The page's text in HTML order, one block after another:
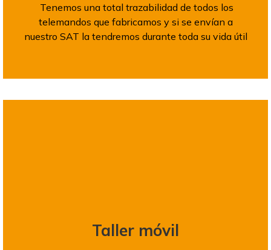
Tenemos una total trazabilidad de todos los
telemandos que fabricamos y si se envían a
nuestro SAT la tendremos durante toda su vida útil
Taller móvil